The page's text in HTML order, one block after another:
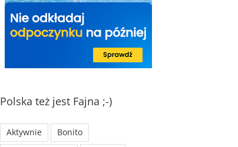
Polska też jest Fajna ;-)
Aktywnie
Bonito